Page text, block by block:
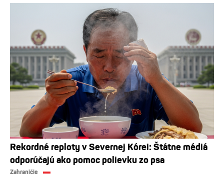
Rekordné reploty v Severnej Kórei: Štátne médiá
odporúčajú ako pomoc polievku zo psa
Zahraničie